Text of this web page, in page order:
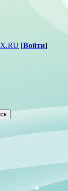
[Войти]